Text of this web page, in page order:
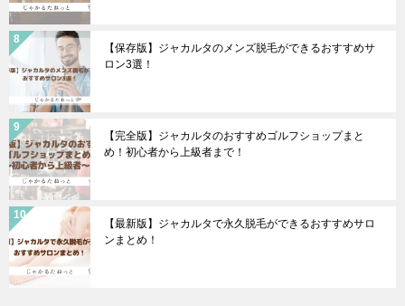
【保存版】ジャカルタのメンズ脱毛ができるおすすめサ
ロン3選！
【完全版】ジャカルタのおすすめゴルフショップまと
め！初心者から上級者まで！
【最新版】ジャカルタで永久脱毛ができるおすすめサロ
ンまとめ！